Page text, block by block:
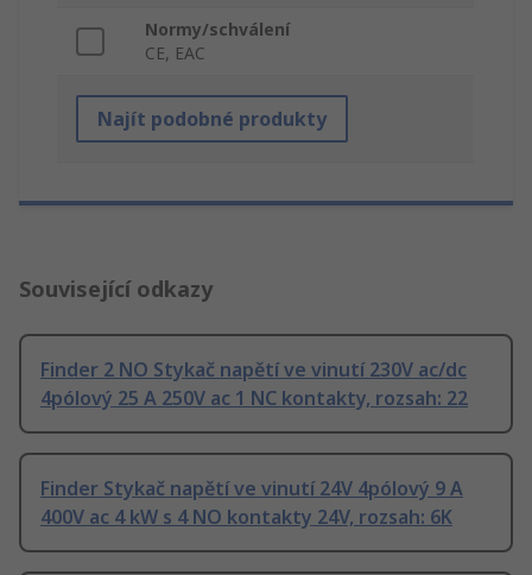
Normy/schválení
CE, EAC
Najít podobné produkty
Související odkazy
Finder 2 NO Stykač napětí ve vinutí 230V ac/dc
4pólový 25 A 250V ac 1 NC kontakty, rozsah: 22
Finder Stykač napětí ve vinutí 24V 4pólový 9 A
400V ac 4 kW s 4 NO kontakty 24V, rozsah: 6K